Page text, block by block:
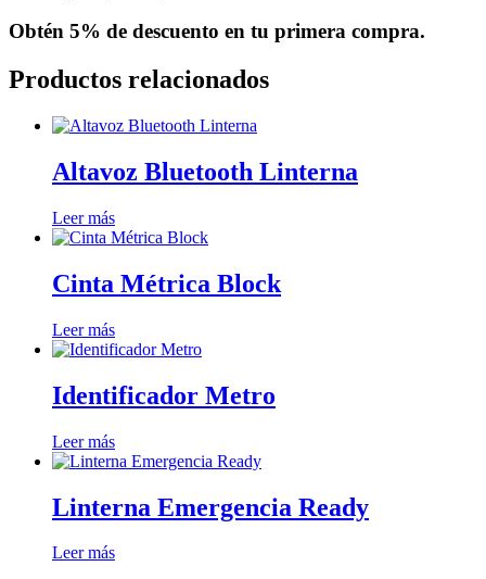
Obtén 5% de descuento en tu primera compra.
Productos relacionados
Altavoz Bluetooth Linterna
Leer más
Cinta Métrica Block
Leer más
Identificador Metro
Leer más
Linterna Emergencia Ready
Leer más